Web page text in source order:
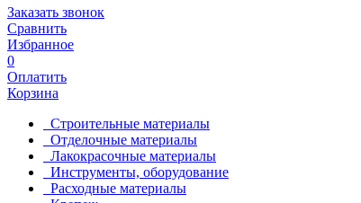
Заказать звонок
Сравнить
Избранное
0
Оплатить
Корзина
Строительные материалы
Отделочные материалы
Лакокрасочные материалы
Инструменты, оборудование
Расходные материалы